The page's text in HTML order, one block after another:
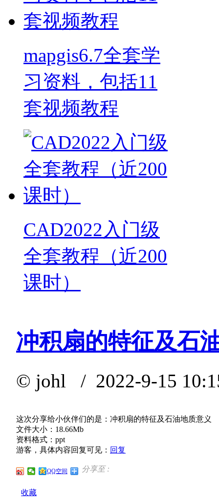
mapgis6.7全套学
习资料，包括11
套视频教程
CAD2022入门级
全套教程（近200
课时）
冲积扇的特征及石
© johl / 2022-9-15
这次分享给小伙伴们的是：冲积扇的特征及石油地质意义
文件大小：18.66Mb
资料格式：ppt
游客，具体内容回复可见： 回复
分享至 :
QQ空间
收藏